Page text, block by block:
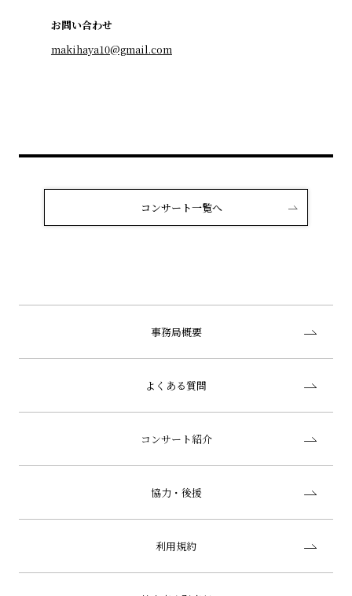
お問い合わせ
makihaya10@gmail.com
コンサート一覧へ
事務局概要
よくある質問
コンサート紹介
協力・後援
利用規約